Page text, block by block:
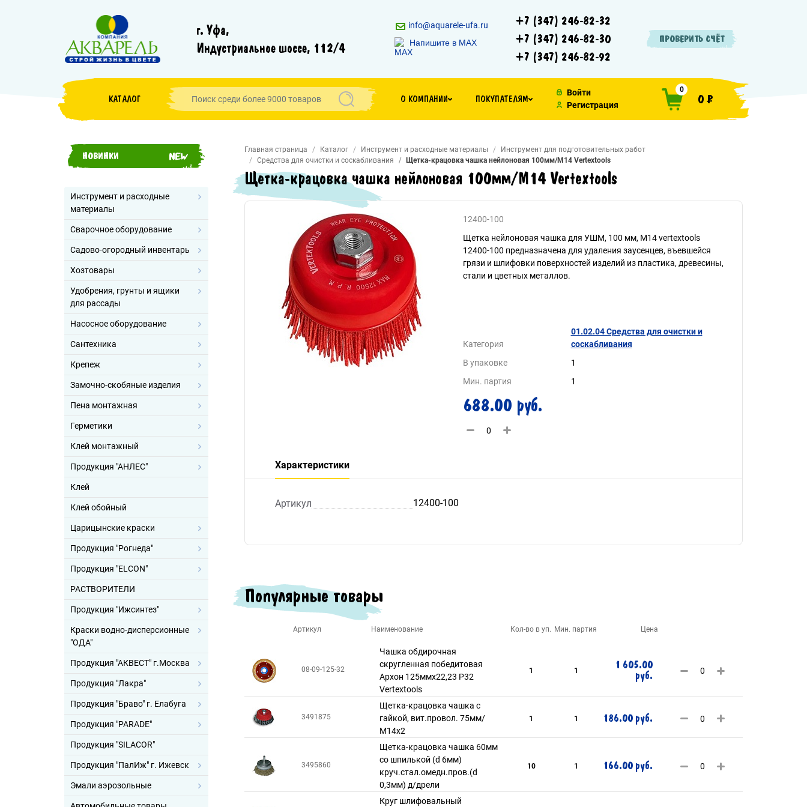
г. Уфа,
Индустриальное шоссе, 112/4
info@aquarele-ufa.ru
Напишите в MAX
+7 (347) 246-82-32
+7 (347) 246-82-30
+7 (347) 246-82-92
ПРОВЕРИТЬ СЧЁТ
КАТАЛОГ О КОМПАНИИ ПОКУПАТЕЛЯМ
Войти
Регистрация
0
0 ₽
НОВИНКИ
Инструмент и расходные
материалы
Сварочное оборудование
Садово-огородный инвентарь
Хозтовары
Удобрения, грунты и ящики
для рассады
Насосное оборудование
Сантехника
Крепеж
Замочно-скобяные изделия
Пена монтажная
Герметики
Клей монтажный
Продукция "АНЛЕС"
Клей
Клей обойный
Царицынские краски
Продукция "Рогнеда"
Продукция "ELCON"
РАСТВОРИТЕЛИ
Продукция "Ижсинтез"
Краски водно-дисперсионные
"ОДА"
Продукция "АКВЕСТ" г.Москва
Продукция "Лакра"
Продукция "Браво" г. Елабуга
Продукция "PARADE"
Продукция "SILACOR"
Продукция "ПалИж" г. Ижевск
Эмали аэрозольные
Главная страница Каталог Инструмент и расходные материалы
Инструмент для подготовительных работ
Средства для очистки и соскабливания
Щетка-крацовка чашка нейлоновая 100мм/М14 Vertextools
Щетка-крацовка чашка нейлоновая 100мм/М14 Vertextools
12400-100
Щетка нейлоновая чашка для УШМ, 100 мм, М14 vertextools
12400-100 предназначена для удаления заусенцев, въевшейся
грязи и шлифовки поверхностей изделий из пластика, древесины,
стали и цветных металлов.
Категория
01.02.04 Средства для очистки и
соскабливания
В упаковке
1
Мин. партия
1
688.00 руб.
Характеристики
Артикул 12400-100
Популярные товары
Артикул Наименование Кол-во в уп. Мин. партия Цена
08-09-125-32
Чашка обдирочная
скругленная победитовая
Архон 125ммх22,23 P32
Vertextools
1 1 1 605.00
руб.
3491875
Щетка-крацовка чашка с
гайкой, вит.провол. 75мм/
М14х2
1 1 186.00 руб.
3495860
Щетка-крацовка чашка 60мм
со шпилькой (d 6мм)
круч.стал.омедн.пров.(d
0,3мм) д/дрели
10 1 166.00 руб.
Круг шлифовальный